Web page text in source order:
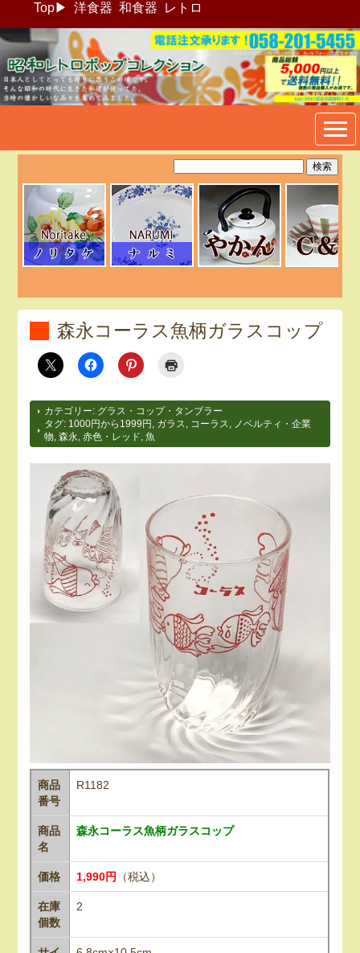
Top▶ 洋食器 和食器 レトロ
昭和レトロポップ食器生活雑
貨通販＠フリマート
森永コーラス魚柄ガラスコップ
カテゴリー: グラス・コップ・タンブラー
タグ: 1000円から1999円 ガラス コーラス
ノベルティ・企業
物 ,森永 ,赤色・レッド ,魚
商品
番号
R1182
商品
名
森永コーラス魚柄ガラスコップ
価格 1,990円 （税込）
在庫
個数
2